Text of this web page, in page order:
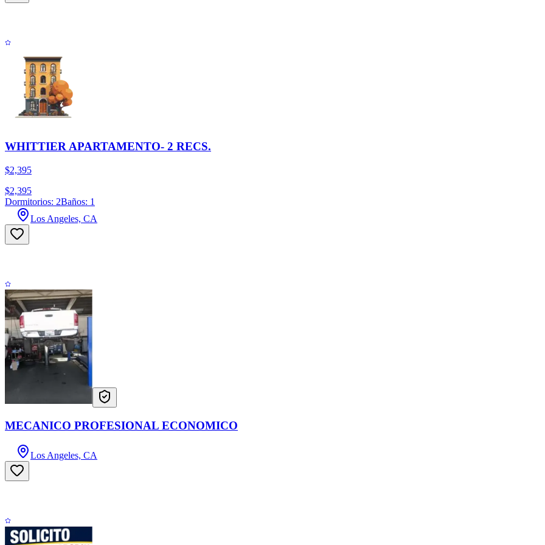
WHITTIER APARTAMENTO- 2 RECS.
$2,395
$2,395
Dormitorios: 2Baños: 1
Los Angeles, CA
MECANICO PROFESIONAL ECONOMICO
Los Angeles, CA